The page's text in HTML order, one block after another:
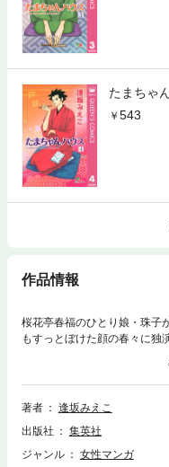
たまちゃ
543
作品情報
桜花亭春福のひとり娘・珠子
もすっとぼけた顔の春々に独
著者
逢坂みえこ
出版社
集英社
ジャンル
女性マンガ